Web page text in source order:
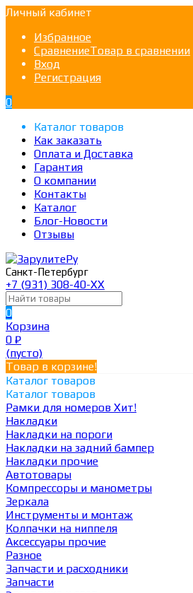
Личный кабинет
Избранное
СравнениеТовар в сравнении
Вход
Регистрация
0
Каталог товаров
Как заказать
Оплата и Доставка
Гарантия
О компании
Контакты
Каталог
Блог-Новости
Отзывы
Санкт-Петербург
+7 (931) 308-40-ХХ
0
Корзина
0 ₽
(пусто)
Товар в корзине!
Каталог товаров
Каталог товаров
Рамки для номеров Хит!
Накладки
Накладки на пороги
Накладки на задний бампер
Накладки прочие
Автотовары
Компрессоры и манометры
Зеркала
Инструменты и монтаж
Колпачки на ниппеля
Аксессуары прочие
Разное
Запчасти и расходники
Запчасти